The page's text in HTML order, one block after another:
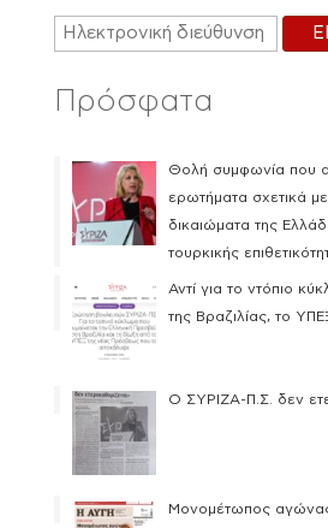
Πρόσφατα
Θολή συμφωνία που
ερωτήματα σχετικά
δικαιώματα της
τουρκικής
Αντί για το ντόπιο
της Βραζιλίας, το
Ο ΣΥΡΙΖΑ-Π.Σ. δεν
Μονομέτωπος